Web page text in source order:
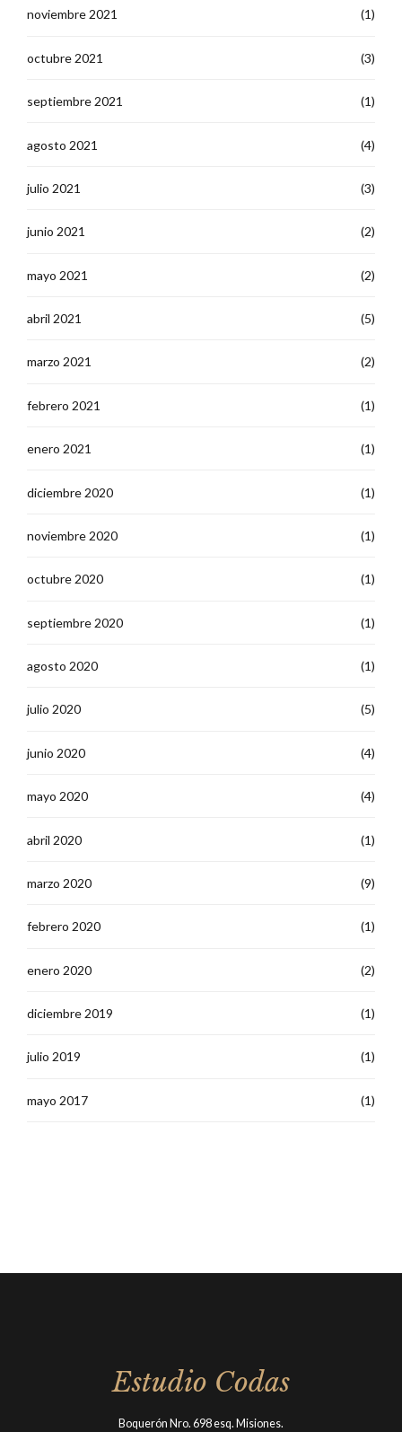
noviembre 2021 (1)
octubre 2021 (3)
septiembre 2021 (1)
agosto 2021 (4)
julio 2021 (3)
junio 2021 (2)
mayo 2021 (2)
abril 2021 (5)
marzo 2021 (2)
febrero 2021 (1)
enero 2021 (1)
diciembre 2020 (1)
noviembre 2020 (1)
octubre 2020 (1)
septiembre 2020 (1)
agosto 2020 (1)
julio 2020 (5)
junio 2020 (4)
mayo 2020 (4)
abril 2020 (1)
marzo 2020 (9)
febrero 2020 (1)
enero 2020 (2)
diciembre 2019 (1)
julio 2019 (1)
mayo 2017 (1)
Estudio Codas
Boquerón Nro. 698 esq. Misiones.